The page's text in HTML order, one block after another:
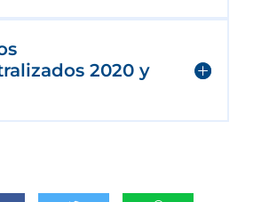
2020 y